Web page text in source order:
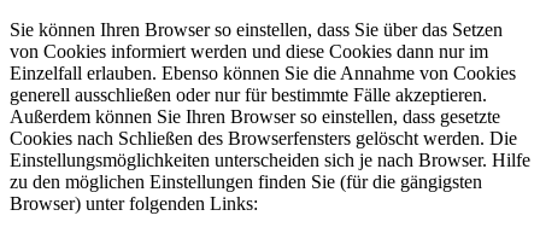
Sie können Ihren Browser so einstellen, dass Sie über das Setzen
von Cookies informiert werden und diese Cookies dann nur im
Einzelfall erlauben. Ebenso können Sie die Annahme von Cookies
generell ausschließen oder nur für bestimmte Fälle akzeptieren.
Außerdem können Sie Ihren Browser so einstellen, dass gesetzte
Cookies nach Schließen des Browserfensters gelöscht werden. Die
Einstellungsmöglichkeiten unterscheiden sich je nach Browser. Hilfe
zu den möglichen Einstellungen finden Sie (für die gängigsten
Browser) unter folgenden Links: